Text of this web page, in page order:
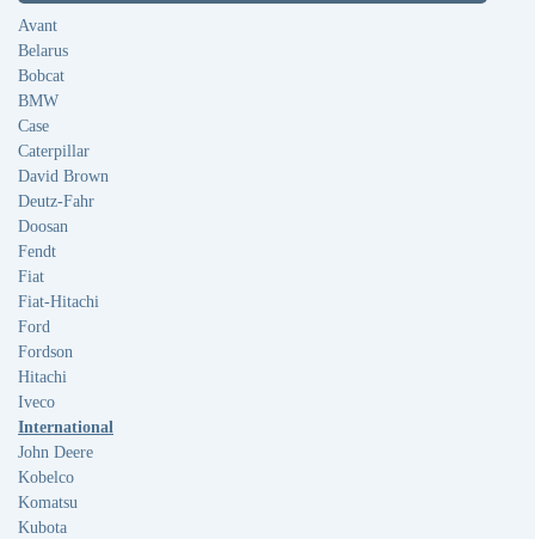
Avant
Belarus
Bobcat
BMW
Case
Caterpillar
David Brown
Deutz-Fahr
Doosan
Fendt
Fiat
Fiat-Hitachi
Ford
Fordson
Hitachi
Iveco
International
John Deere
Kobelco
Komatsu
Kubota